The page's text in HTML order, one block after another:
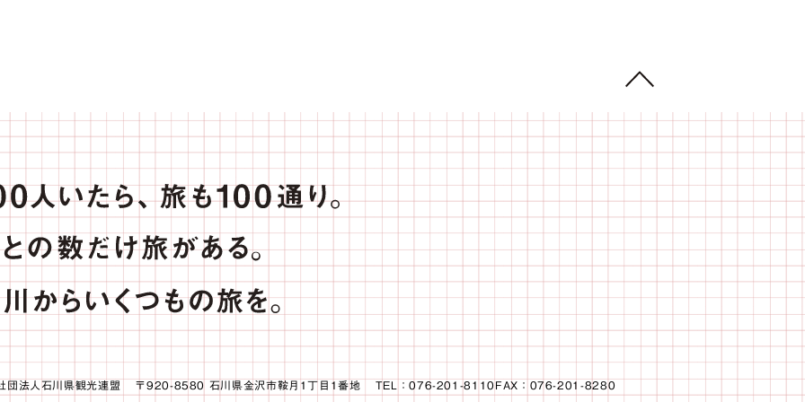
団法人石川県観光連盟 〒920-8580 石川県金沢市鞍月1丁目1番地 TEL：076-201-8110FAX：076-201-8280